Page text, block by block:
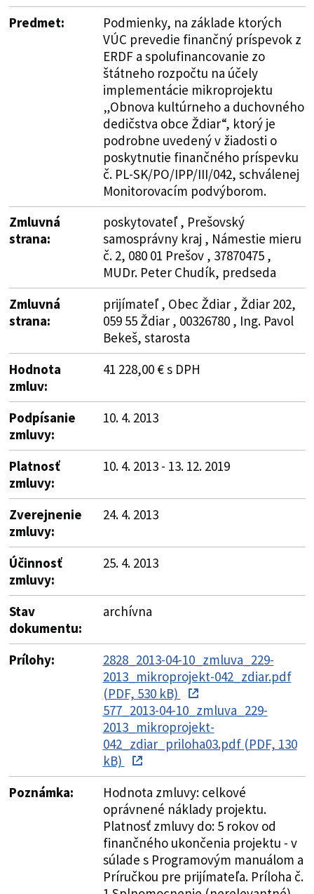
Predmet:
Podmienky, na základe ktorých
VÚC prevedie finančný príspevok z
ERDF a spolufinancovanie zo
štátneho rozpočtu na účely
implementácie mikroprojektu
„Obnova kultúrneho a duchovného
dedičstva obce Ždiar“, ktorý je
podrobne uvedený v žiadosti o
poskytnutie finančného príspevku
č. PL-SK/PO/IPP/III/042, schválenej
Monitorovacím podvýborom.
Zmluvná
strana:
poskytovateľ , Prešovský
samosprávny kraj , Námestie mieru
č. 2, 080 01 Prešov , 37870475 ,
MUDr. Peter Chudík, predseda
Zmluvná
strana:
prijímateľ , Obec Ždiar , Ždiar 202,
059 55 Ždiar , 00326780 , Ing. Pavol
Bekeš, starosta
Hodnota
zmluv:
41 228,00 € s DPH
Podpísanie
zmluvy:
10. 4. 2013
Platnosť
zmluvy:
10. 4. 2013 - 13. 12. 2019
Zverejnenie
zmluvy:
24. 4. 2013
Účinnosť
zmluvy:
25. 4. 2013
Stav
dokumentu:
archívna
Prílohy:
2828_2013-04-10_zmluva_229-
2013_mikroprojekt-042_zdiar.pdf
(PDF, 530 kB)
577_2013-04-10_zmluva_229-
2013_mikroprojekt-
042_zdiar_priloha03.pdf (PDF, 130
kB)
Poznámka:
Hodnota zmluvy: celkové
oprávnené náklady projektu.
Platnosť zmluvy do: 5 rokov od
finančného ukončenia projektu - v
súlade s Programovým manuálom a
Príručkou pre prijímateľa. Príloha č.